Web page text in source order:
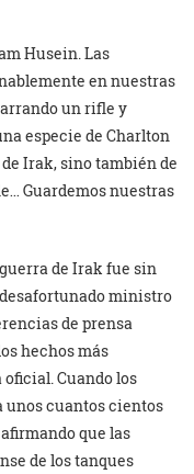
Husein. Las
en nuestras
un rifle y
especie de Charlton
Irak, sino también de
Guardemos nuestras
de Irak fue sin
ministro
de prensa
hechos más
Cuando los
unos cuantos cientos
que las
de los tanques